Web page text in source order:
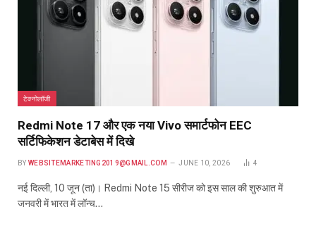
टेक्नोलॉजी
Redmi Note 17 और एक नया Vivo समार्टफोन EEC
सर्टिफिकेशन डेटाबेस में दिखे
BY WEBSITEMARKETING2019@GMAIL.COM JUNE 10, 2026 4
नई दिल्ली, 10 जून (ता)। Redmi Note 15 सीरीज को इस साल की शुरुआत में
जनवरी में भारत में लॉन्च…